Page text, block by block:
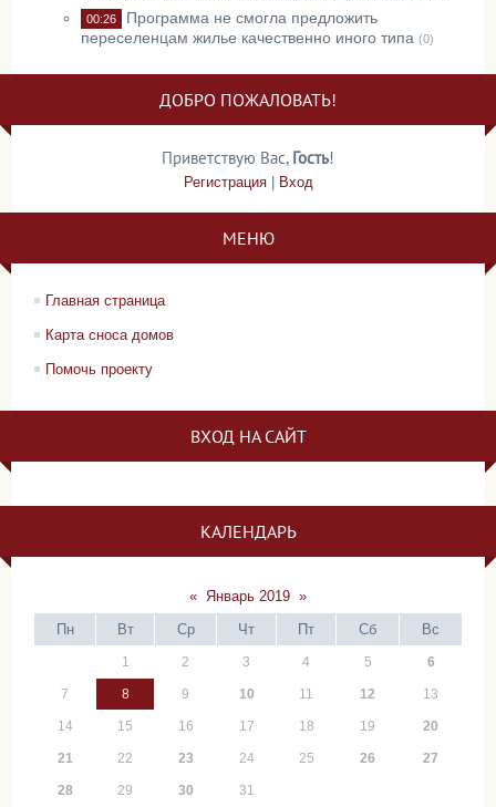
00:26
Программа не смогла предложить
переселенцам жилье качественно иного типа (0)
ДОБРО ПОЖАЛОВАТЬ!
Приветствую Вас, Гость!
Регистрация| Вход
МЕНЮ
Главная страница
Карта сноса домов
Помочь проекту
ВХОД НА САЙТ
КАЛЕНДАРЬ
« Январь 2019 »
Пн
Вт Ср Чт Пт Сб Вс
1 2 3 4 5 6
7 8 9 10 11 12 13
14 15 16 17 18 19 20
21 22 23 24 25 26 27
28 29 30 31